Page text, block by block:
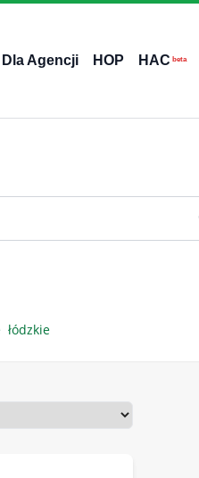
Dla Agencji HOP HAC beta
łódzkie